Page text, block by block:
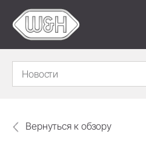
Новости
Вернуться к обзору